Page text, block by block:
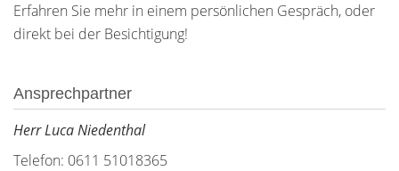
Erfahren Sie mehr in einem persönlichen Gespräch, oder
direkt bei der Besichtigung!
Ansprechpartner
Herr Luca Niedenthal
Telefon: 0611 51018365